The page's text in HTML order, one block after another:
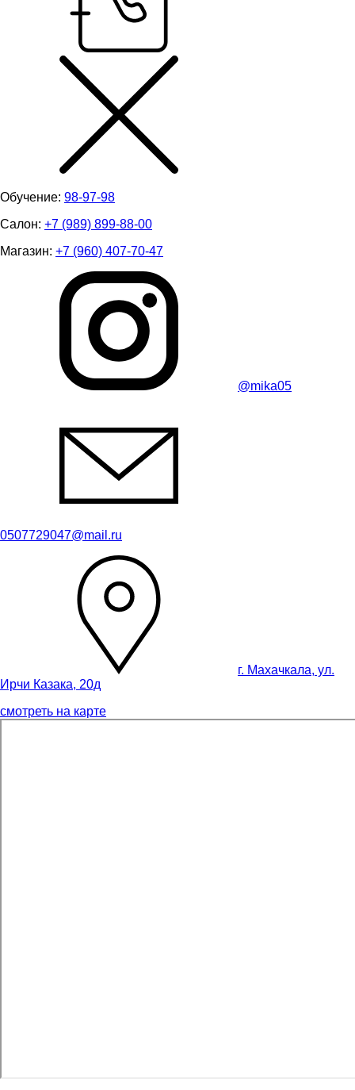
Обучение: 98-97-98
Салон: +7 (989) 899-88-00
Магазин: +7 (960) 407-70-47
@mika05
0507729047@mail.ru
г. Махачкала, ул.
Ирчи Казака, 20д
смотреть на карте